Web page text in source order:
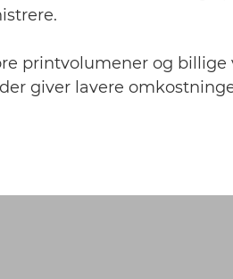
printvolumener og billige
giver lavere